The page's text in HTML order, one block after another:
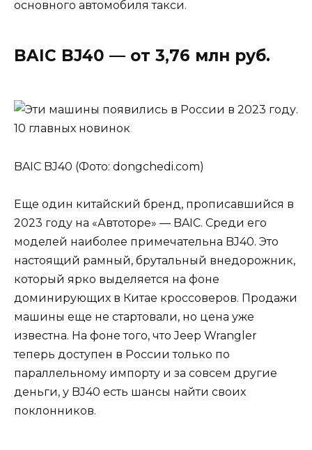
основного автомобиля такси.
BAIC BJ40 — от 3,76 млн руб.
BAIC BJ40 (Фото: dongchedi.com)
Еще один китайский бренд, прописавшийся в
2023 году на «Автоторе» — BAIC. Среди его
моделей наиболее примечательна BJ40. Это
настоящий рамный, брутальный внедорожник,
который ярко выделяется на фоне
доминирующих в Китае кроссоверов. Продажи
машины еще не стартовали, но цена уже
известна. На фоне того, что Jeep Wrangler
теперь доступен в России только по
параллельному импорту и за совсем другие
деньги, у BJ40 есть шансы найти своих
поклонников.